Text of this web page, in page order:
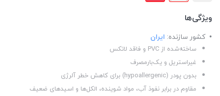
ویژگی‌ها
کشور سازنده: ایران
ساخته‌شده از PVC و فاقد لاتکس
غیراستریل و یک‌بارمصرف
بدون پودر (hypoallergenic) برای کاهش خطر آلرژی
مقاوم در برابر نفوذ آب، مواد شوینده، الکل‌ها و اسیدهای ضعیف